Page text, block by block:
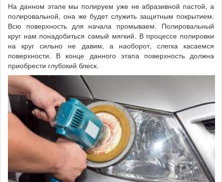
На данном этапе мы полируем уже не абразивной пастой, а
полировальной, она же будет служить защитным покрытием.
Всю поверхность для начала промываем. Полировальный
круг нам понадобиться самый мягкий. В процессе полировки
на круг сильно не давим, а наоборот, слегка касаемся
поверхности. В конце данного этапа поверхность должна
приобрести глубокий блеск.